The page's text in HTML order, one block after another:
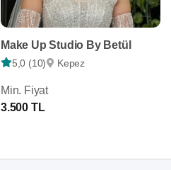
Make Up Studio By Betül
5,0 (10) Kepez
Min. Fiyat
3.500 TL